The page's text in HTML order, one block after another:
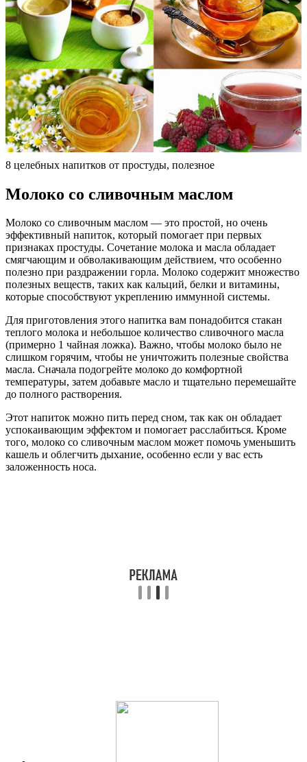
8 целебных напитков от простуды, полезное
Молоко со сливочным маслом
Молоко со сливочным маслом — это простой, но очень
эффективный напиток, который помогает при первых
признаках простуды. Сочетание молока и масла обладает
смягчающим и обволакивающим действием, что особенно
полезно при раздражении горла. Молоко содержит множество
полезных веществ, таких как кальций, белки и витамины,
которые способствуют укреплению иммунной системы.
Для приготовления этого напитка вам понадобится стакан
теплого молока и небольшое количество сливочного масла
(примерно 1 чайная ложка). Важно, чтобы молоко было не
слишком горячим, чтобы не уничтожить полезные свойства
масла. Сначала подогрейте молоко до комфортной
температуры, затем добавьте масло и тщательно перемешайте
до полного растворения.
Этот напиток можно пить перед сном, так как он обладает
успокаивающим эффектом и помогает расслабиться. Кроме
того, молоко со сливочным маслом может помочь уменьшить
кашель и облегчить дыхание, особенно если у вас есть
заложенность носа.